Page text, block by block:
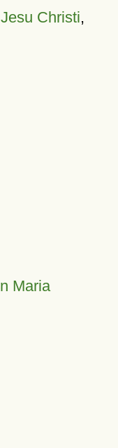
Christi,
Maria